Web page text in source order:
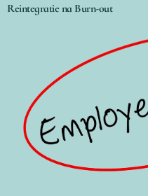
Reintegratie na Burn-out